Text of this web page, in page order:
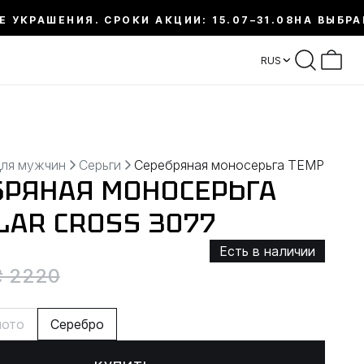
УКРАШЕНИЯ. СРОКИ АКЦИИ: 15.07–31.08 НА
RUS
мужчин Серьги Серебряная моносерьга TEMPLAR
МОНОСЕРЬГА
CROSS 3077
Есть в наличии
2220
Серебро